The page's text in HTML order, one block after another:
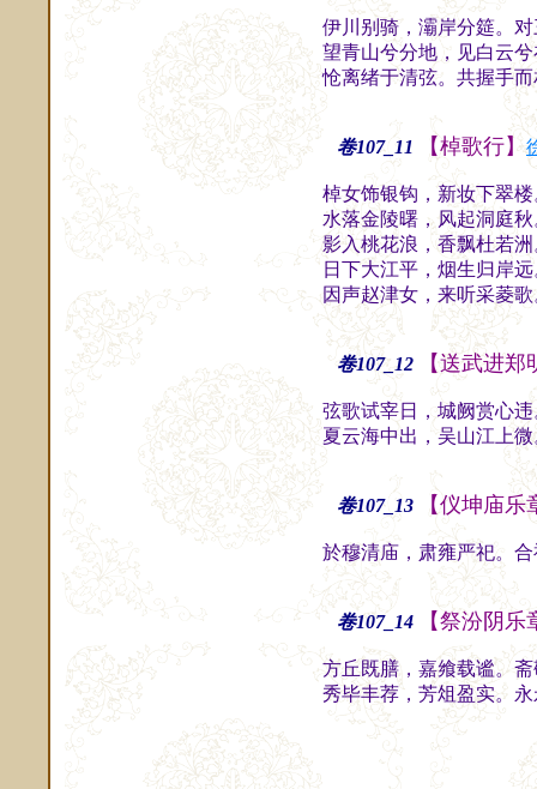
伊川别骑，灞岸分筵。
望青山兮分地，见白云
怆离绪于清弦。共握手
卷107_11 【棹歌行】
棹女饰银钩，新妆下翠
水落金陵曙，风起洞庭
影入桃花浪，香飘杜若
日下大江平，烟生归岸
因声赵津女，来听采菱歌
卷107_12 【送武进郑
弦歌试宰日，城阙赏心
夏云海中出，吴山江上
卷107_13 【仪坤庙乐
於穆清庙，肃雍严祀。
卷107_14 【祭汾阴乐
方丘既膳，嘉飨载谧。
秀毕丰荐，芳俎盈实。